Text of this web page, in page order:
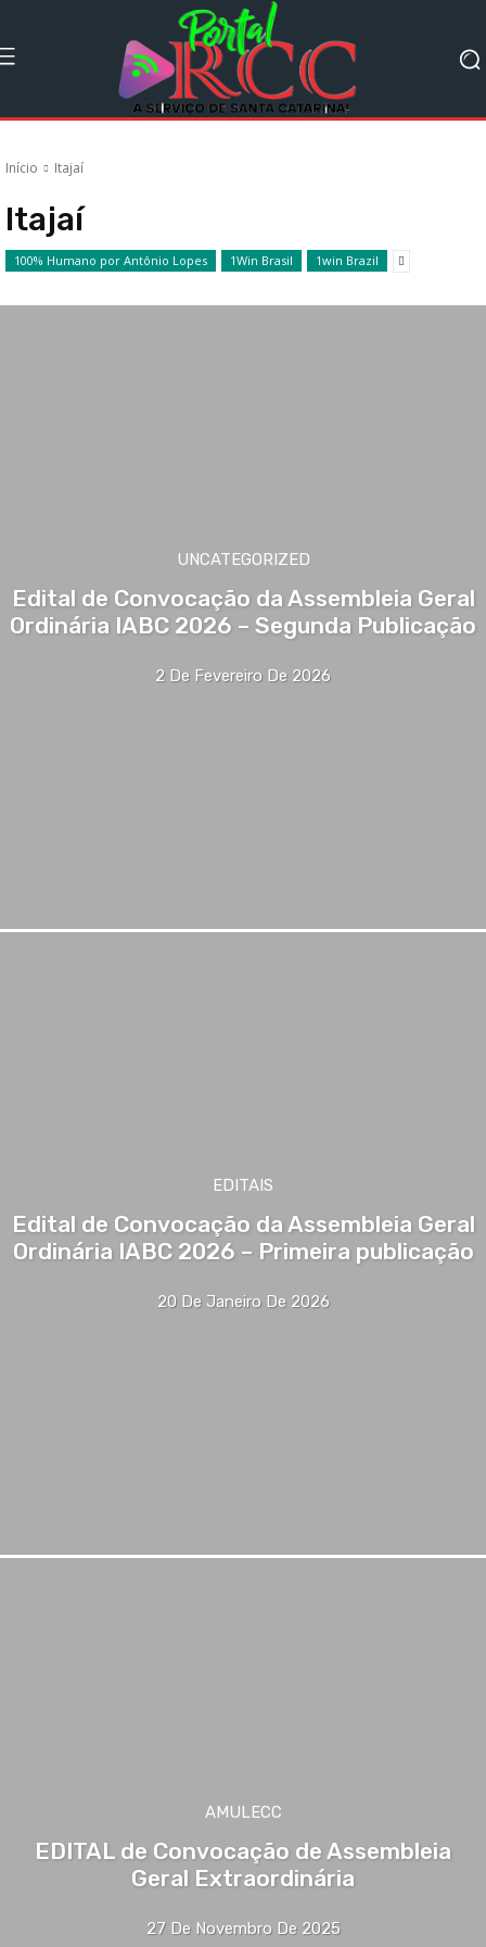
Início Itajaí
Itajaí
100% Humano por Antônio Lopes 1Win Brasil 1win Brazil
UNCATEGORIZED
Edital de Convocação da Assembleia Geral
Ordinária IABC 2026 – Segunda Publicação
2 De Fevereiro De 2026
EDITAIS
Edital de Convocação da Assembleia Geral
Ordinária IABC 2026 – Primeira publicação
20 De Janeiro De 2026
AMULECC
EDITAL de Convocação de Assembleia
Geral Extraordinária
27 De Novembro De 2025